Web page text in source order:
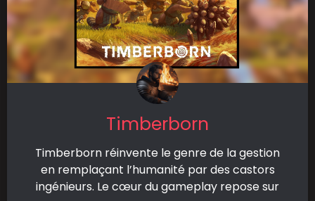
Timberborn
Timberborn réinvente le genre de la gestion
en remplaçant l’humanité par des castors
ingénieurs. Le cœur du gameplay repose sur